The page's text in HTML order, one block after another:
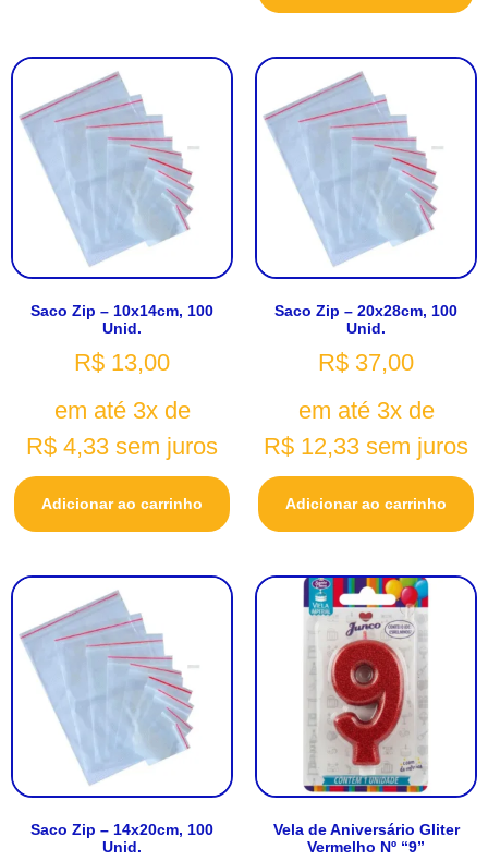
Saco Zip – 10x14cm, 100
Unid.
R$ 13,00
em até 3x de
R$ 4,33 sem juros
Adicionar ao carrinho
Saco Zip – 20x28cm, 100
Unid.
R$ 37,00
em até 3x de
R$ 12,33 sem juros
Adicionar ao carrinho
Saco Zip – 14x20cm, 100
Unid.
Vela de Aniversário Gliter
Vermelho Nº “9”